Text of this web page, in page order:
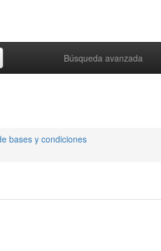
Búsqueda avanzada
bases y condiciones